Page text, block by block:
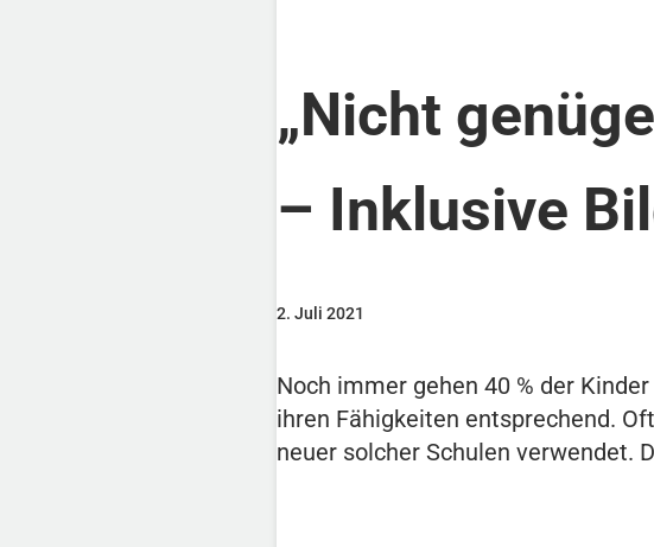
„Nicht
– Inklusive
2. Juli 2021
Noch immer gehen 40 % der
ihren Fähigkeiten entsprechend.
neuer solcher Schulen verwendet.